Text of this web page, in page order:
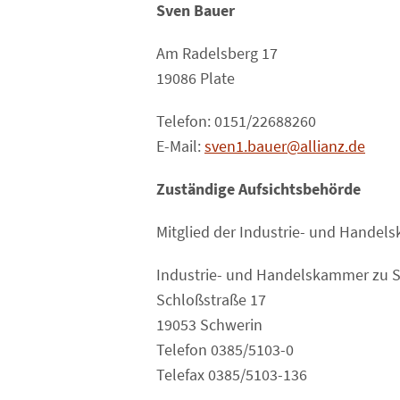
Sven Bauer
Am Radelsberg 17
19086 Plate
Telefon: 0151/22688260
E-Mail:sven1.bauer@allianz.de
Zuständige Aufsichtsbehörde
Mitglied der Industrie- und
Industrie- und Handelskammer zu
Schloßstraße 17
19053 Schwerin
Telefon 0385/5103-0
Telefax 0385/5103-136